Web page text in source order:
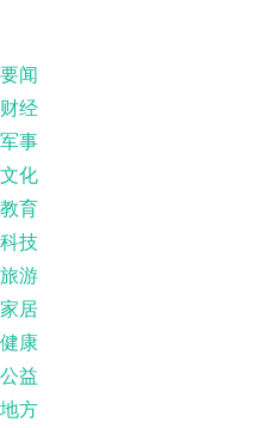
要闻
财经
军事
文化
教育
科技
旅游
家居
健康
公益
地方